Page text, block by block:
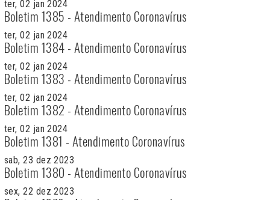
ter, 02 jan 2024
Boletim 1385 - Atendimento Coronavírus
ter, 02 jan 2024
Boletim 1384 - Atendimento Coronavírus
ter, 02 jan 2024
Boletim 1383 - Atendimento Coronavírus
ter, 02 jan 2024
Boletim 1382 - Atendimento Coronavírus
ter, 02 jan 2024
Boletim 1381 - Atendimento Coronavírus
sab, 23 dez 2023
Boletim 1380 - Atendimento Coronavírus
sex, 22 dez 2023